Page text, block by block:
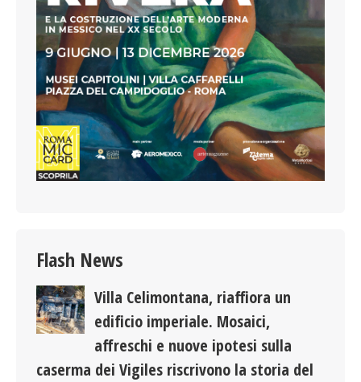
Flash News
Villa Celimontana, riaffiora un
edificio imperiale. Mosaici,
affreschi e nuove ipotesi sulla
caserma dei Vigiles riscrivono la storia del